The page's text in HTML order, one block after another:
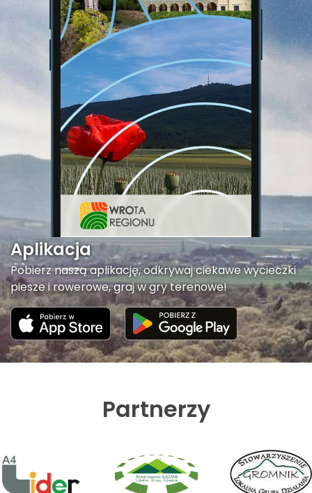
Aplikacja
Pobierz naszą aplikację, odkrywaj ciekawe wycieczki
piesze i rowerowe, graj w gry terenowe!
Partnerzy